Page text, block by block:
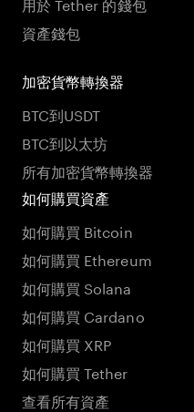
資產錢包
加密貨幣轉換器
BTC到USDT
BTC到以太坊
所有加密貨幣轉換器
如何購買資產
如何購買 Bitcoin
如何購買 Ethereum
如何購買 Solana
如何購買 Cardano
如何購買 XRP
如何購買 Tether
查看所有資產